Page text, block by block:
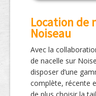
Location de
Noiseau
Avec la
de nacelle sur
disposer d’une
complète, récente